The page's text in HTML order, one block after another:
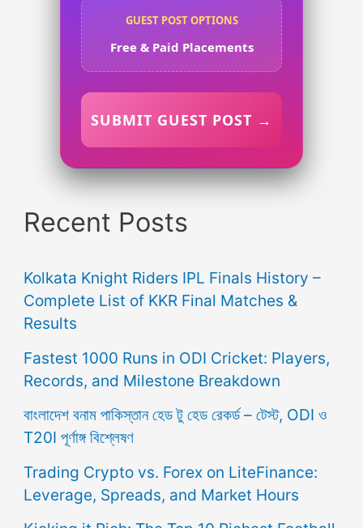
GUEST POST OPTIONS
Free & Paid Placements
SUBMIT GUEST POST →
Recent Posts
Kolkata Knight Riders IPL Finals History –
Complete List of KKR Final Matches &
Results
Fastest 1000 Runs in ODI Cricket: Players,
Records, and Milestone Breakdown
বাংলাদেশ বনাম পাকিস্তান হেড টু হেড রেকর্ড – টেস্ট, ODI ও
T20I পূর্ণাঙ্গ বিশ্লেষণ
Trading Crypto vs. Forex on LiteFinance:
Leverage, Spreads, and Market Hours